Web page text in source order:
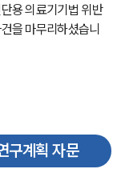
용 의료기기법 위반
을 마무리하셨습니
구계획 자문